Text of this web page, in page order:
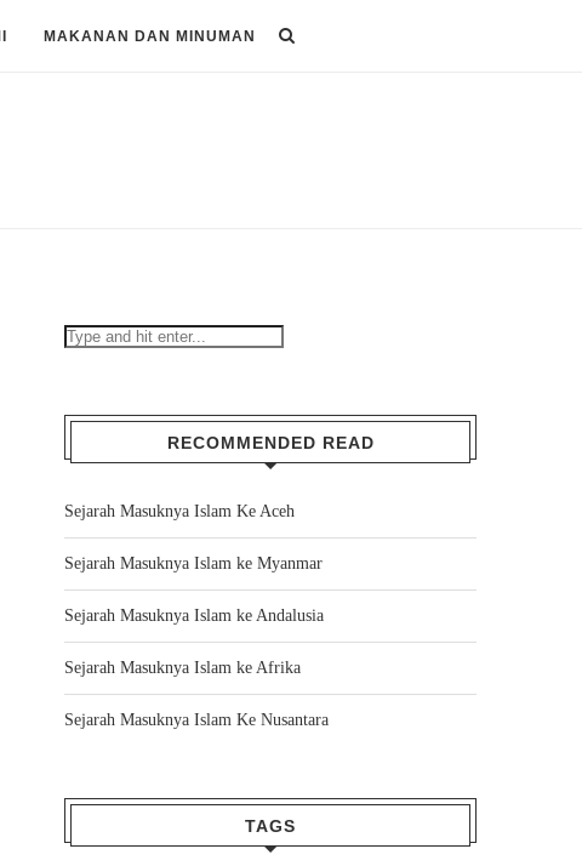
MAKANAN DAN MINUMAN
RECOMMENDED READ
Sejarah Masuknya Islam Ke Aceh
Sejarah Masuknya Islam ke Myanmar
Sejarah Masuknya Islam ke Andalusia
Sejarah Masuknya Islam ke Afrika
Sejarah Masuknya Islam Ke Nusantara
TAGS